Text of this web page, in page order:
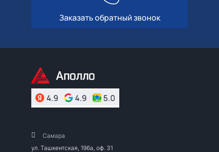
Заказать обратный звонок
Самара
ул. Ташкентская, 196а, оф. 31